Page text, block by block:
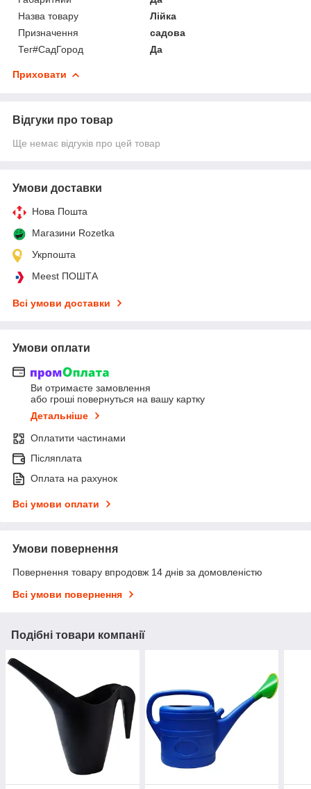
Назва товару
Лійка
Призначення
садова
Тег#СадГород
Да
Приховати
Відгуки про товар
Ще немає відгуків про цей товар
Умови доставки
Нова Пошта
Магазини Rozetka
Укрпошта
Meest ПОШТА
Всі умови доставки
Умови оплати
Ви отримаєте замовлення
або гроші повернуться на вашу картку
Детальніше
Оплатити частинами
Післяплата
Оплата на рахунок
Всі умови оплати
Умови повернення
Повернення товару впродовж 14 днів за домовленістю
Всі умови повернення
Подібні товари компанії